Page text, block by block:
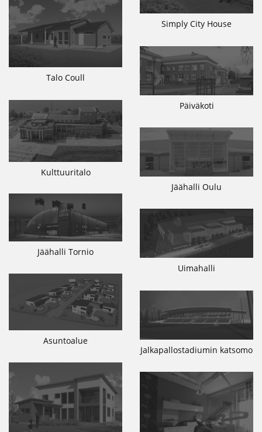
Simply City House
Talo Coull
Päiväkoti
Kulttuuritalo
Jäähalli Oulu
Jäähalli Tornio
Uimahalli
Asuntoalue
Jalkapallostadiumin katsomo